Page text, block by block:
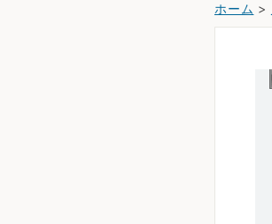
ホーム >